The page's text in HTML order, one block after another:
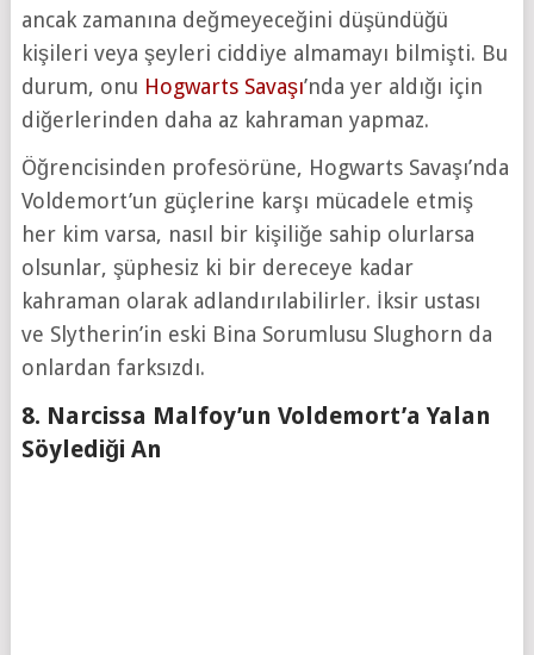
ancak zamanına değmeyeceğini düşündüğü
kişileri veya şeyleri ciddiye almamayı bilmişti. Bu
durum, onu Hogwarts Savaşı’nda yer aldığı için
diğerlerinden daha az kahraman yapmaz.
Öğrencisinden profesörüne, Hogwarts Savaşı’nda
Voldemort’un güçlerine karşı mücadele etmiş
her kim varsa, nasıl bir kişiliğe sahip olurlarsa
olsunlar, şüphesiz ki bir dereceye kadar
kahraman olarak adlandırılabilirler. İksir ustası
ve Slytherin’in eski Bina Sorumlusu Slughorn da
onlardan farksızdı.
8. Narcissa Malfoy’un Voldemort’a Yalan
Söylediği An